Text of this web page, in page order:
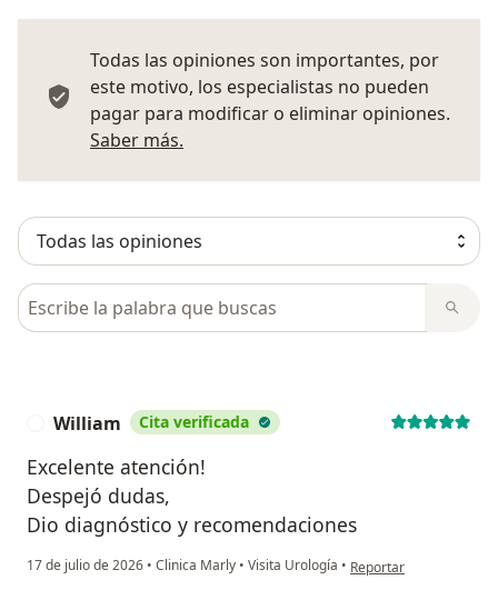
Todas las opiniones son importantes, por
este motivo, los especialistas no pueden
pagar para modificar o eliminar opiniones.
Saber más.
Busca en opiniones
William Cita verificada
Excelente atención!
Despejó dudas,
Dio diagnóstico y recomendaciones
17 de julio de 2026 • Clinica Marly • Visita Urología • en opinión del usuario
Reportar